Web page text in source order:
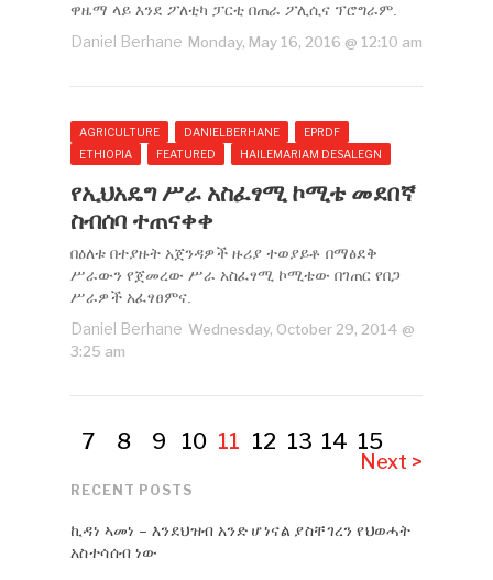
ዋዜማ ላይ እንደ ፖለቲካ ፓርቲ በጠራ ፖሊሲና ፕሮግራም.
Daniel Berhane Monday, May 16, 2016 @ 12:10 am
AGRICULTURE DANIELBERHANE
EPRDF
ETHIOPIA
FEATURED HAILEMARIAM DESALEGN
የኢህአዴግ ሥራ አስፈፃሚ ኮሚቴ መደበኛ
ስብሰባ ተጠናቀቀ
በዕለቱ በተያዙት አጀንዳዎች ዙሪያ ተወያይቶ በማፅደቅ
ሥራውን የጀመረው ሥራ አስፈፃሚ ኮሚቴው በገጠር የበጋ
ሥራዎች አፈፃፀምና.
Daniel Berhane Wednesday, October 29, 2014 @
3:25 am
7 8 9 10 11 12 13 14 15
Next >
RECENT POSTS
ኪዳነ ኣመነ – እንደህዝብ አንድ ሆነናል ያስቸገረን የህወሓት
አስተሳሰብ ነው